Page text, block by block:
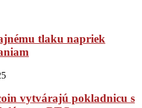
tlaku napriek
vytvárajú pokladnicu s